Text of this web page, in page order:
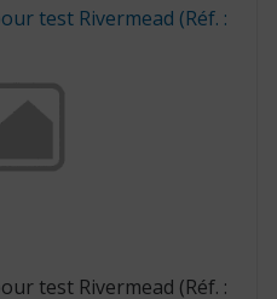
test Rivermead (Réf. :